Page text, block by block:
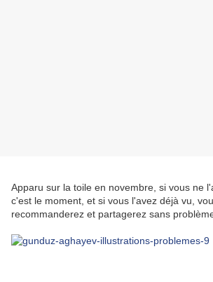
Apparu sur la toile en novembre, si vous ne
c'est le moment, et si vous l'avez déjà vu,
recommanderez et partagerez sans